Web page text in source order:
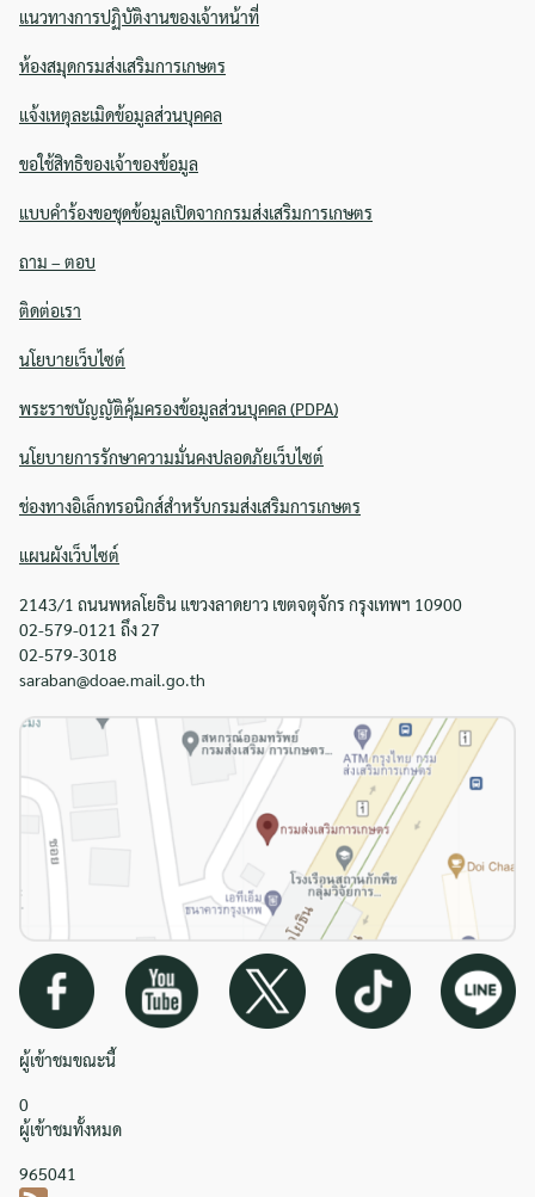
แนวทางการปฏิบัติงานของเจ้าหน้าที่
ห้องสมุดกรมส่งเสริมการเกษตร
แจ้งเหตุละเมิดข้อมูลส่วนบุคคล
ขอใช้สิทธิของเจ้าของข้อมูล
แบบคำร้องขอชุดข้อมูลเปิดจากกรมส่งเสริมการเกษตร
ถาม – ตอบ
ติดต่อเรา
นโยบายเว็บไซต์
พระราชบัญญัติคุ้มครองข้อมูลส่วนบุคคล (PDPA)
นโยบายการรักษาความมั่นคงปลอดภัยเว็บไซต์
ช่องทางอิเล็กทรอนิกส์สำหรับกรมส่งเสริมการเกษตร
แผนผังเว็บไซต์
2143/1 ถนนพหลโยธิน แขวงลาดยาว เขตจตุจักร กรุงเทพฯ 10900
02-579-0121 ถึง 27
02-579-3018
saraban@doae.mail.go.th
ผู้เข้าชมขณะนี้
0
ผู้เข้าชมทั้งหมด
965041